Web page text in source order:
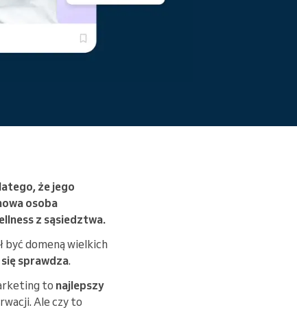
Czytaj więcej
że jego
osoba
z sąsiedztwa.
być domeną wielkich
sprawdza.
to najlepszy
Ale czy to